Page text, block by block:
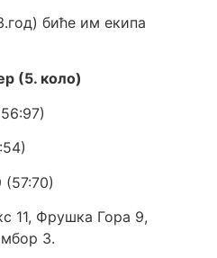
биће им екипа
(5. коло)
(57:70)
11, Фрушка Гора 9,
3.